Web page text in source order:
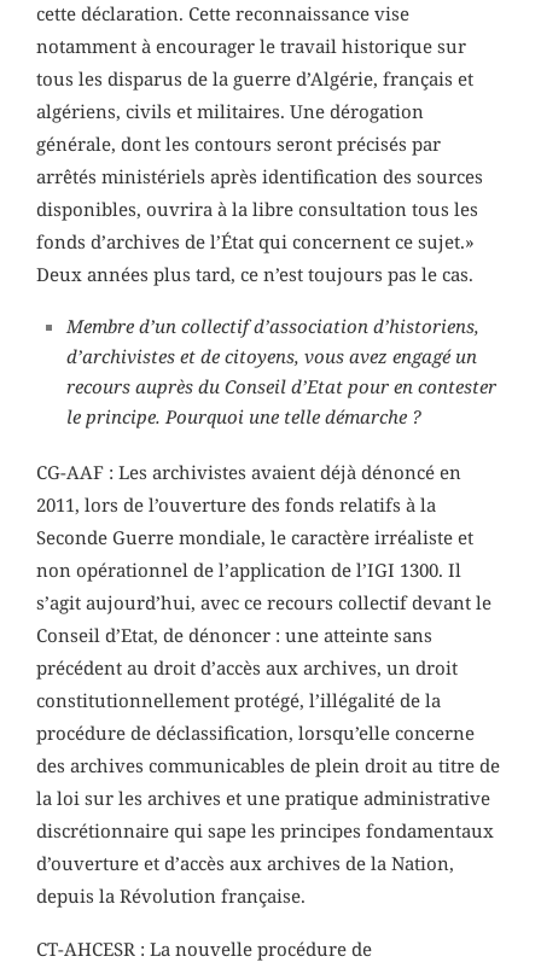
cette déclaration. Cette reconnaissance vise
notamment à encourager le travail historique sur
tous les disparus de la guerre d’Algérie, français et
algériens, civils et militaires. Une dérogation
générale, dont les contours seront précisés par
arrêtés ministériels après identification des sources
disponibles, ouvrira à la libre consultation tous les
fonds d’archives de l’État qui concernent ce sujet.»
Deux années plus tard, ce n’est toujours pas le cas.
Membre d’un collectif d’association d’historiens,
d’archivistes et de citoyens, vous avez engagé un
recours auprès du Conseil d’Etat pour en contester
le principe. Pourquoi une telle démarche ?
CG-AAF : Les archivistes avaient déjà dénoncé en
2011, lors de l’ouverture des fonds relatifs à la
Seconde Guerre mondiale, le caractère irréaliste et
non opérationnel de l’application de l’IGI 1300. Il
s’agit aujourd’hui, avec ce recours collectif devant le
Conseil d’Etat, de dénoncer : une atteinte sans
précédent au droit d’accès aux archives, un droit
constitutionnellement protégé, l’illégalité de la
procédure de déclassification, lorsqu’elle concerne
des archives communicables de plein droit au titre de
la loi sur les archives et une pratique administrative
discrétionnaire qui sape les principes fondamentaux
d’ouverture et d’accès aux archives de la Nation,
depuis la Révolution française.
CT-AHCESR : La nouvelle procédure de